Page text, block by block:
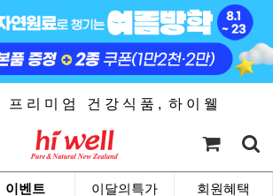
프 리 미 엄 건 강 식 품 , 하 이 웰
이벤트 이달의특가 회원혜택